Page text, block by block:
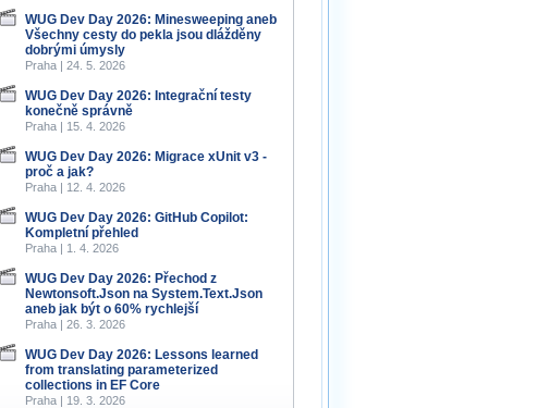
WUG Dev Day 2026: Minesweeping aneb
Všechny cesty do pekla jsou dlážděny
dobrými úmysly
Praha | 24. 5. 2026
WUG Dev Day 2026: Integrační testy
konečně správně
Praha | 15. 4. 2026
WUG Dev Day 2026: Migrace xUnit v3 -
proč a jak?
Praha | 12. 4. 2026
WUG Dev Day 2026: GitHub Copilot:
Kompletní přehled
Praha | 1. 4. 2026
WUG Dev Day 2026: Přechod z
Newtonsoft.Json na System.Text.Json
aneb jak být o 60% rychlejší
Praha | 26. 3. 2026
WUG Dev Day 2026: Lessons learned
from translating parameterized
collections in EF Core
Praha | 19. 3. 2026